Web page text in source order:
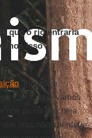
que o rio entraria
isso
, inclusive
‘O que vamos
nos picos de cheia,
isso não vai afetar